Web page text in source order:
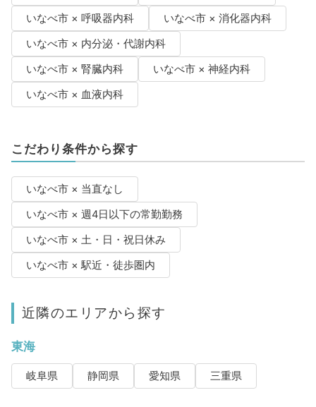
いなべ市 × 呼吸器内科
いなべ市 × 消化器内科
いなべ市 × 内分泌・代謝内科
いなべ市 × 腎臓内科
いなべ市 × 神経内科
いなべ市 × 血液内科
こだわり条件から探す
いなべ市 × 当直なし
いなべ市 × 週4日以下の常勤勤務
いなべ市 × 土・日・祝日休み
いなべ市 × 駅近・徒歩圏内
近隣のエリアから探す
東海
岐阜県 静岡県 愛知県 三重県